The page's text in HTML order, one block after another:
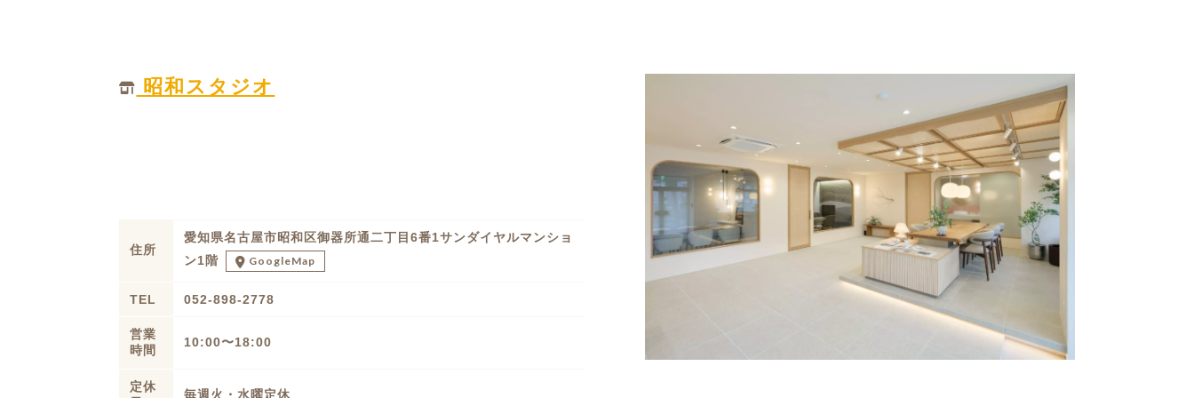
昭和スタジオ
住所
愛知県名古屋市昭和区御器所通二丁目6番1サンダイヤルマンショ
ン1階
GoogleMap
TEL 052-898-2778
営業
時間
10:00〜18:00
定休
毎週火・水曜定休